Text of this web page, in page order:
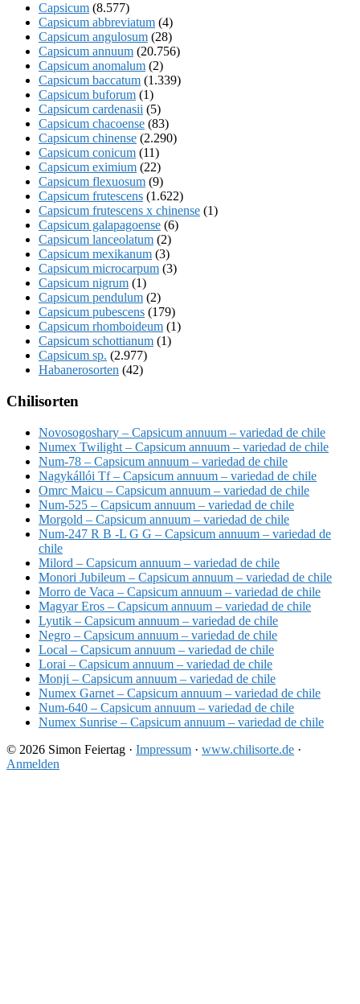
Capsicum (8.577)
Capsicum abbreviatum (4)
Capsicum angulosum (28)
Capsicum annuum (20.756)
Capsicum anomalum (2)
Capsicum baccatum (1.339)
Capsicum buforum (1)
Capsicum cardenasii (5)
Capsicum chacoense (83)
Capsicum chinense (2.290)
Capsicum conicum (11)
Capsicum eximium (22)
Capsicum flexuosum (9)
Capsicum frutescens (1.622)
Capsicum frutescens x chinense (1)
Capsicum galapagoense (6)
Capsicum lanceolatum (2)
Capsicum mexikanum (3)
Capsicum microcarpum (3)
Capsicum nigrum (1)
Capsicum pendulum (2)
Capsicum pubescens (179)
Capsicum rhomboideum (1)
Capsicum schottianum (1)
Capsicum sp. (2.977)
Habanerosorten (42)
Chilisorten
Novosogoshary – Capsicum annuum – variedad de chile
Numex Twilight – Capsicum annuum – variedad de chile
Num-78 – Capsicum annuum – variedad de chile
Nagykállói Tf – Capsicum annuum – variedad de chile
Omrc Maicu – Capsicum annuum – variedad de chile
Num-525 – Capsicum annuum – variedad de chile
Morgold – Capsicum annuum – variedad de chile
Num-247 R B -L G G – Capsicum annuum – variedad de
chile
Milord – Capsicum annuum – variedad de chile
Monori Jubileum – Capsicum annuum – variedad de chile
Morro de Vaca – Capsicum annuum – variedad de chile
Magyar Eros – Capsicum annuum – variedad de chile
Lyutik – Capsicum annuum – variedad de chile
Negro – Capsicum annuum – variedad de chile
Local – Capsicum annuum – variedad de chile
Lorai – Capsicum annuum – variedad de chile
Monji – Capsicum annuum – variedad de chile
Numex Garnet – Capsicum annuum – variedad de chile
Num-640 – Capsicum annuum – variedad de chile
Numex Sunrise – Capsicum annuum – variedad de chile
© 2026 Simon Feiertag · Impressum · www.chilisorte.de ·
Anmelden